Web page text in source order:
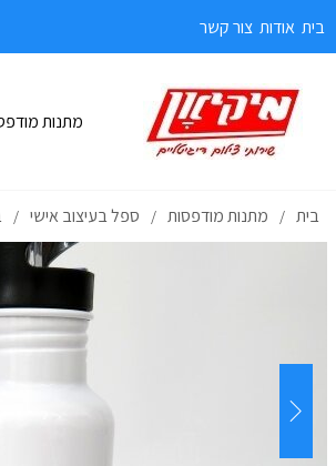
בית אודות צור קשר
מתנות
בית / מתנות מודפסות / ספל בעיצוב אישי /